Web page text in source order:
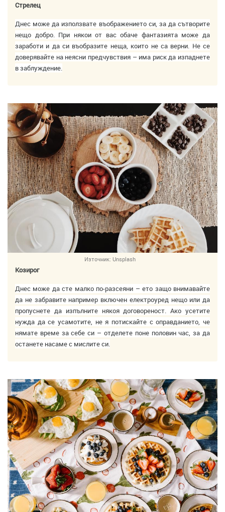
Стрелец
Днес може да използвате въображението си, за да сътворите
нещо добро. При някои от вас обаче фантазията може да
заработи и да си въобразите неща, които не са верни. Не се
доверявайте на неясни предчувствия – има риск да изпаднете
в заблуждение.
Източник: Unsplash
Козирог
Днес може да сте малко по-разсеяни – ето защо внимавайте
да не забравите например включен електроуред нещо или да
пропуснете да изпълните някоя договореност. Ако усетите
нужда да се усамотите, не я потискайте с оправданието, че
нямате време за себе си – отделете поне половин час, за да
останете насаме с мислите си.